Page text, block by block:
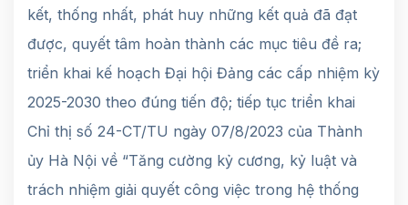
kết, thống nhất, phát huy những kết quả đã đạt
được, quyết tâm hoàn thành các mục tiêu đề ra;
triển khai kế hoạch Đại hội Đảng các cấp nhiệm kỳ
2025-2030 theo đúng tiến độ; tiếp tục triển khai
Chỉ thị số 24-CT/TU ngày 07/8/2023 của Thành
ủy Hà Nội về “Tăng cường kỷ cương, kỷ luật và
trách nhiệm giải quyết công việc trong hệ thống